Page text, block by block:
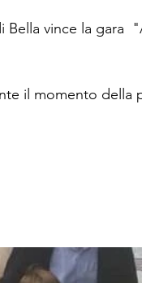
Bella vince la gara
il momento della